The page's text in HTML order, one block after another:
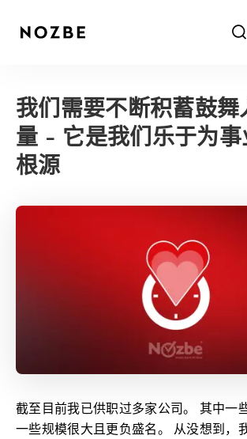
f
我们需要不断积蓄鼓舞
量 - 它是我们乐于为事
根源
截至目前我已供职过多家公司。 其中一
一些规模很大且更负盛名。 从没想到，